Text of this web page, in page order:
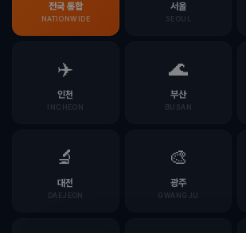
전국 통합
NATIONWIDE
서울
SEOUL
✈️
인천
INCHEON
🌊
부산
BUSAN
🔬
대전
DAEJEON
🎨
광주
GWANGJU